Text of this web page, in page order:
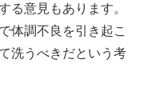
る意見もあります。
体調不良を引き起こ
洗うべきだという考